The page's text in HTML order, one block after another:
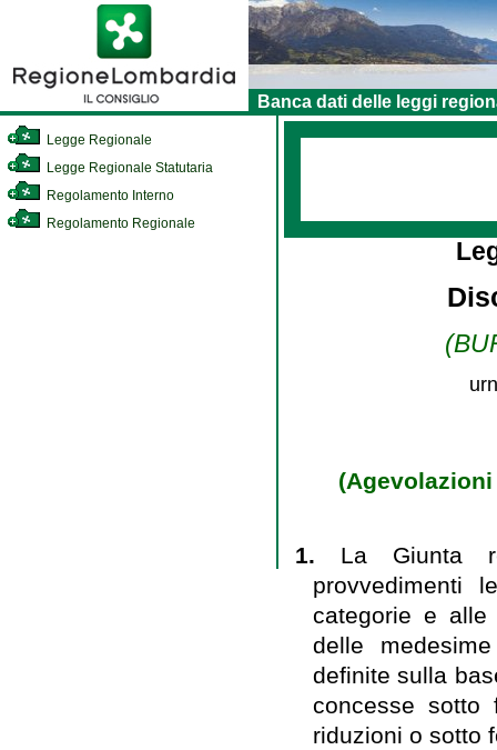
Banca dati delle leggi
Legge Regionale
Legge Regionale Statutaria
Regolamento Interno
Regolamento Regionale
1. La Giunta
provvedimenti
categorie e alle
delle
definite sulla
concesse
riduzioni o sotto